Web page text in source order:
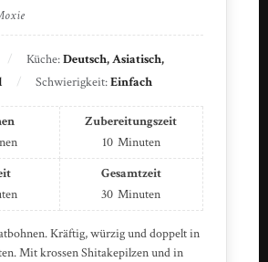
Küche:Deutsch, Asiatisch,
Schwierigkeit:Einfach
Zubereitungszeit
10 Minuten
Gesamtzeit
30 Minuten
Kräftig, würzig und doppelt in
Mit krossen Shitakepilzen und in